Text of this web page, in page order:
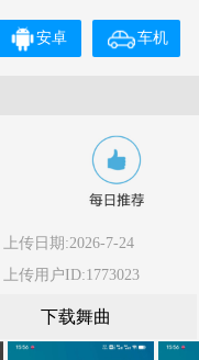
车机
安卓
上传日期:2026-7-24
上传用户ID:1773023
下载舞曲